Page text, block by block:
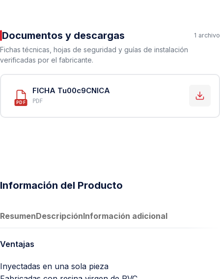
Documentos y descargas 1 archivo
Fichas técnicas, hojas de seguridad y guías de instalación
verificadas por el fabricante.
PDF
FICHA Tu00c9CNICA
PDF
Información del Producto
ResumenDescripciónInformación adicional
Ventajas
Inyectadas en una sola pieza